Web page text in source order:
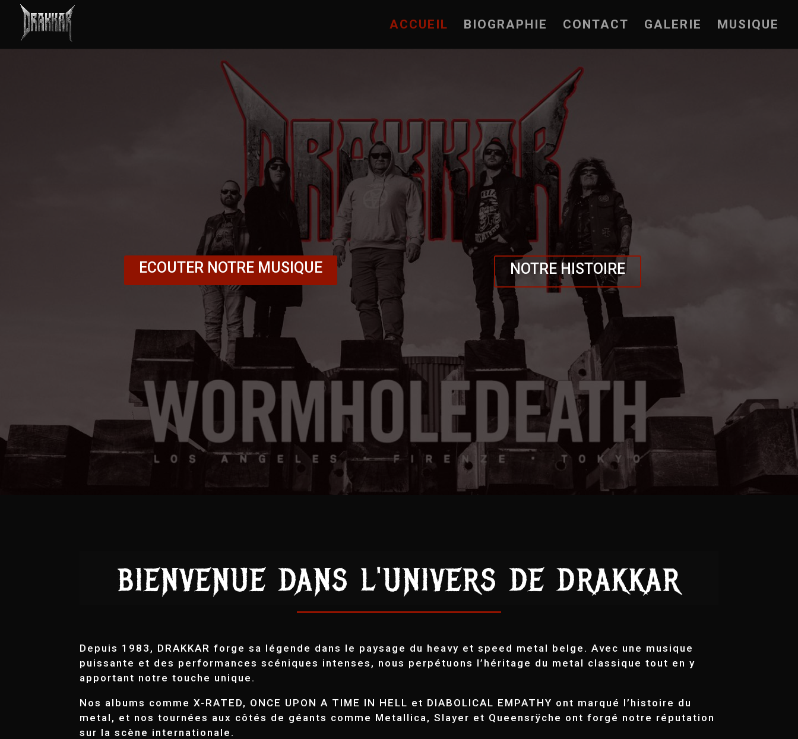
ACCUEIL BIOGRAPHIE CONTACT GALERIE MUSIQUE
ECOUTER NOTRE MUSIQUE NOTRE HISTOIRE
BIENVENUE DANS L'UNIVERS DE DRAKKAR
Depuis 1983, DRAKKAR forge sa légende dans le paysage du heavy et speed metal belge. Avec une musique
puissante et des performances scéniques intenses, nous perpétuons l’héritage du metal classique tout en y
apportant notre touche unique.
Nos albums comme X-RATED, ONCE UPON A TIME IN HELL et DIABOLICAL EMPATHY ont marqué l’histoire du
metal, et nos tournées aux côtés de géants comme Metallica, Slayer et Queensrÿche ont forgé notre réputation
sur la scène internationale.